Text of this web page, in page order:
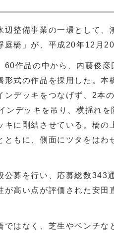
整備事業の一環として、
橋」が、平成20年12月20
作品の中から、内藤俊彦
式の作品を採用した。本
デッキをつなげず、2本
デッキを吊り、横揺れを
に剛結させている。橋の
もに、側面にツタをはわ
募を行い、応募総数343
高い点が評価された安田
はなく、芝生やベンチな